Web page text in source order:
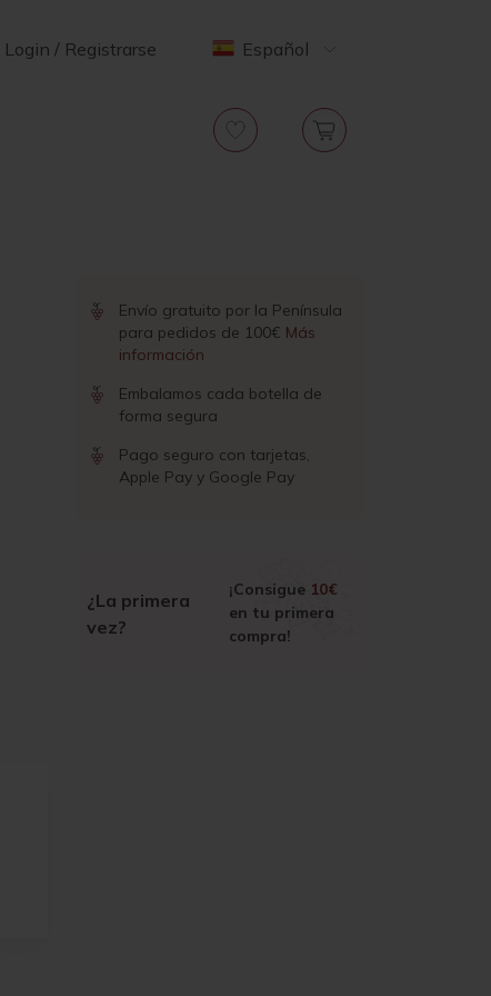
Login / Registrarse Español
Envío gratuito por la Península
para pedidos de 100€ Más
información
Embalamos cada botella de
forma segura
Pago seguro con tarjetas,
Apple Pay y Google Pay
¿La primera
vez?
¡Consigue 10€
en tu primera
compra!